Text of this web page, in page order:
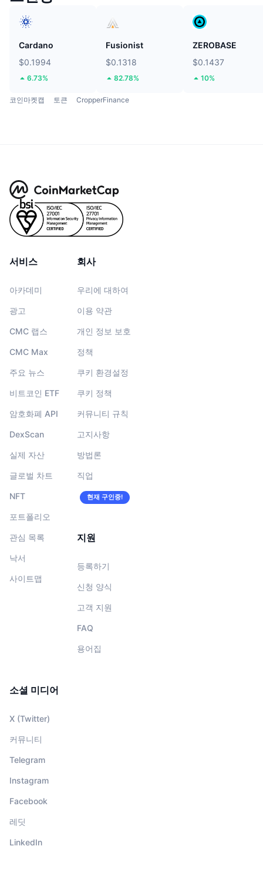
Cardano
$0.1994
6.73%
Fusionist
$0.1318
82.78%
ZEROBASE
$0.1437
10%
코인마켓캡 토큰 CropperFinance
서비스
아카데미
광고
CMC 랩스
CMC Max
주요 뉴스
비트코인 ETF
암호화폐 API
DexScan
실제 자산
글로벌 차트
NFT
포트폴리오
관심 목록
낙서
사이트맵
회사
우리에 대하여
이용 약관
개인 정보 보호
정책
쿠키 환경설정
쿠키 정책
커뮤니티 규칙
고지사항
방법론
직업
현재 구인중!
지원
등록하기
신청 양식
고객 지원
FAQ
용어집
소셜 미디어
X (Twitter)
커뮤니티
Telegram
Instagram
Facebook
레딧
LinkedIn